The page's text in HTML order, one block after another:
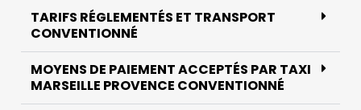
TARIFS RÉGLEMENTÉS ET TRANSPORT
CONVENTIONNÉ
MOYENS DE PAIEMENT ACCEPTÉS PAR TAXI
MARSEILLE PROVENCE CONVENTIONNÉ